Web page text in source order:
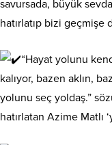
savursada, büyük
hatırlatıp bizi geçmişe
“Hayat yolunu
kalıyor, bazen aklın,
yolunu seç yoldaş.”
hatırlatan Azime Matlı